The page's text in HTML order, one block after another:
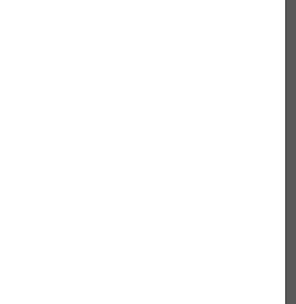
objednávku zboží se